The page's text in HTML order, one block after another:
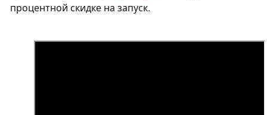
процентной скидке на запуск.